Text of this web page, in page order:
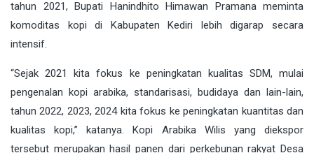
tahun 2021, Bupati Hanindhito Himawan Pramana meminta
komoditas kopi di Kabupaten Kediri lebih digarap secara
intensif.
“Sejak 2021 kita fokus ke peningkatan kualitas SDM, mulai
pengenalan kopi arabika, standarisasi, budidaya dan lain-lain,
tahun 2022, 2023, 2024 kita fokus ke peningkatan kuantitas dan
kualitas kopi,” katanya. Kopi Arabika Wilis yang diekspor
tersebut merupakan hasil panen dari perkebunan rakyat Desa